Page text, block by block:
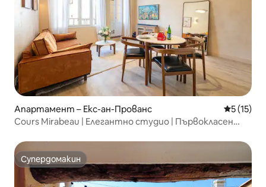
Апартамент – Екс-ан-Прованс Средна
5 (15)
Cours Mirabeau | Елегантно студио | Първокласен
Супердомакин
Супердомакин